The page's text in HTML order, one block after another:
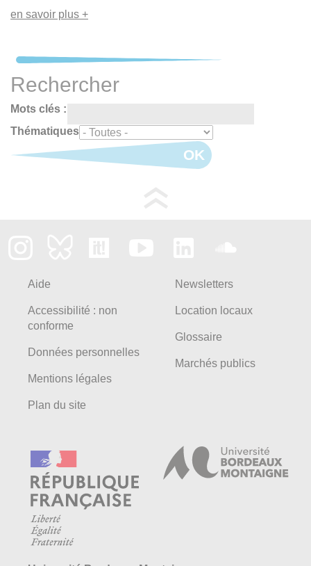
en savoir plus +
Rechercher
Mots clés :
Thématiques
OK
Aide
Accessibilité : non
conforme
Données personnelles
Mentions légales
Plan du site
Newsletters
Location locaux
Glossaire
Marchés publics